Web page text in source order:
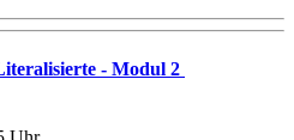
- Modul 2